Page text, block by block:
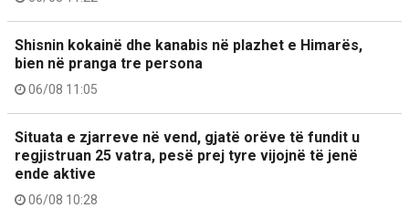
Shisnin kokainë dhe kanabis në plazhet e Himarës,
bien në pranga tre persona
06/08 11:05
Situata e zjarreve në vend, gjatë orëve të fundit u
regjistruan 25 vatra, pesë prej tyre vijojnë të jenë
ende aktive
06/08 10:28